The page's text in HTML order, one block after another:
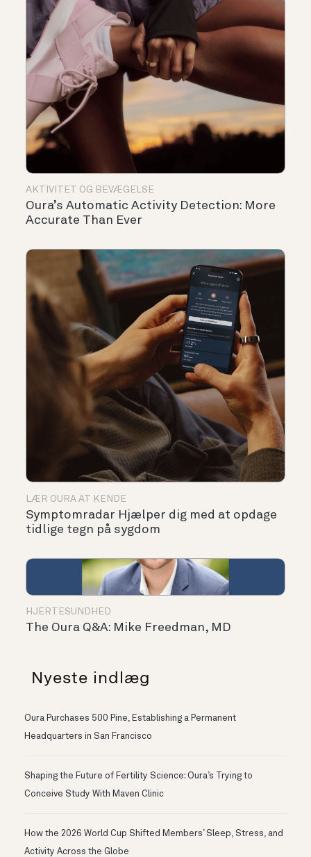
AKTIVITET OG BEVÆGELSE
Oura’s Automatic Activity Detection: More
Accurate Than Ever
LÆR OURA AT KENDE
Symptomradar Hjælper dig med at opdage
tidlige tegn på sygdom
HJERTESUNDHED
The Oura Q&A: Mike Freedman, MD
Nyeste indlæg
Oura Purchases 500 Pine, Establishing a Permanent
Headquarters in San Francisco
Shaping the Future of Fertility Science: Oura’s Trying to
Conceive Study With Maven Clinic
How the 2026 World Cup Shifted Members’ Sleep, Stress, and
Activity Across the Globe